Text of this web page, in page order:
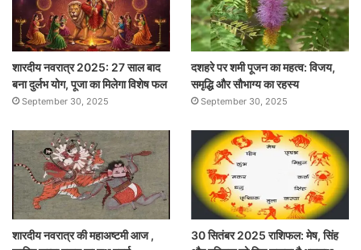
शारदीय नवरात्र 2025: 27 साल बाद
बना दुर्लभ योग, पूजा का मिलेगा विशेष फल
September 30, 2025
दशहरे पर शमी पूजन का महत्व: विजय,
समृद्धि और सौभाग्य का रहस्य
September 30, 2025
शारदीय नवरात्र की महाअष्टमी आज ,
30 सितंबर 2025 राशिफल: मेष, सिंह